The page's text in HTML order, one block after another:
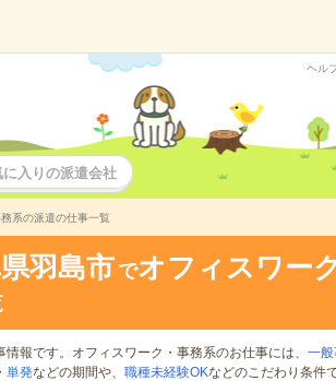
ヘル
に入りの派遣会社
系の派遣の仕事一覧
羽島市 でオフィスワー
報です。オフィスワーク・事務系のお仕事には、 一
・ 単発などの期間や、 職種未経験OKなどのこだわり条件